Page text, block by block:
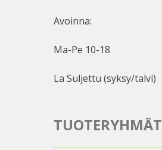
Avoinna:
Ma-Pe 10-18
La Suljettu (syksy/talvi)
TUOTERYHMÄT